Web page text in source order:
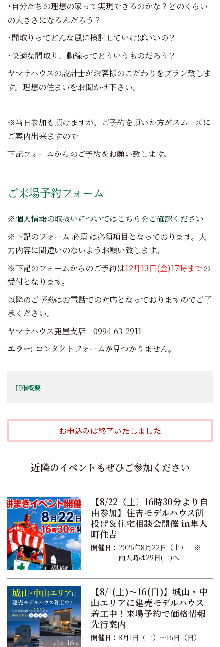
･自分たちの理想の家って実現できるのかな？どのくらい
の大きさになるんだろう？
･間取りってどんな風に検討していけばいいの？
･快適な間取り、動線ってどういうものだろう？
ヤマサハウスの設計士がお客様のこだわりをプラン致しま
す。理想の住まいをお聞かせ下さい。
※当日参加も頂けますが、ご予約を頂いた方がスムーズに
ご案内出来ますので
下記フォームからのご予約をお願い致します。
ご来場予約フォーム
※個人情報の取扱いについてはこちらをご確認ください
※下記のフォーム 必須 は必須項目となっております。入
力内容に間違いのないようお願い致します。
※下記のフォームからのご予約は12月13日(金)17時までの
受付となります。
以降のご予約はお電話での対応となっておりますのでご了
承ください。
ヤマサハウス鹿屋支店 0994-63-2911
エラー: コンタクトフォームが見つかりません。
開催概要
お申込みは終了いたしました
近隣のイベントもぜひご参加ください
【8/22（土）16時30分より自
由参加】住吉モデルハウス餅
投げ＆住宅相談会開催 in隼人
町住吉
開催日： 2026年8月22日（土） ※
雨天時は29日(土)へ
【8/1(土)〜16(日)】城山・中
山エリアに建売モデルハウス
着工中！来場予約で価格情報
先行案内
開催日： 8月1日（土）〜16日（日）